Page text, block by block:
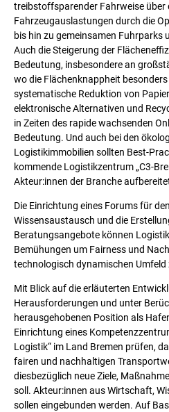
treibstoffsparender Fahrweise über
Fahrzeugauslastungen durch die
bis hin zu gemeinsamen Fuhrparks
Auch die Steigerung der
Bedeutung, insbesondere an
wo die Flächenknappheit
systematische Reduktion von
elektronische Alternativen und
in Zeiten des rapide wachsenden
Bedeutung. Und auch bei den
Logistikimmobilien sollten Best-
kommende Logistikzentrum „C3-
Akteur:innen der Branche
Die Einrichtung eines Forums für
Wissensaustausch und die
Beratungsangebote können
Bemühungen um Fairness und
technologisch dynamischen
Mit Blick auf die erläuterten
Herausforderungen und unter
herausgehobenen Position als
Einrichtung eines
Logistik“ im Land Bremen prüfen,
fairen und nachhaltigen
diesbezüglich neue Ziele,
soll. Akteur:innen aus Wirtschaft,
sollen eingebunden werden. Auf